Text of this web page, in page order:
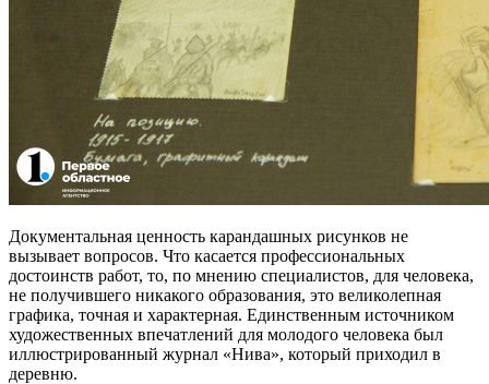
Документальная ценность карандашных рисунков не
вызывает вопросов. Что касается профессиональных
достоинств работ, то, по мнению специалистов, для человека,
не получившего никакого образования, это великолепная
графика, точная и характерная. Единственным источником
художественных впечатлений для молодого человека был
иллюстрированный журнал «Нива», который приходил в
деревню.